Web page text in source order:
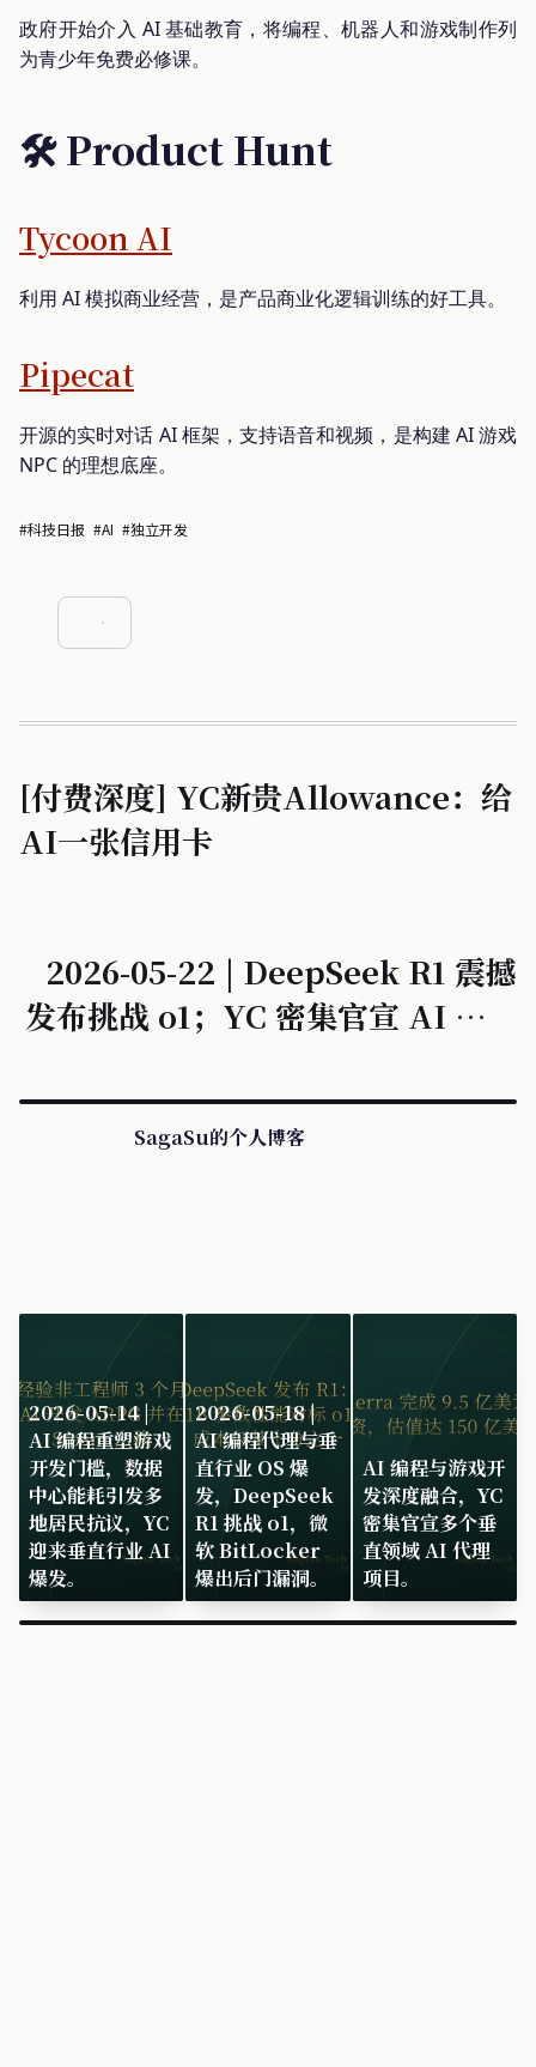
政府开始介入 AI 基础教育，将编程、机器人和游戏制作列
为青少年免费必修课。
🛠️ Product Hunt
Tycoon AI
利用 AI 模拟商业经营，是产品商业化逻辑训练的好工具。
Pipecat
开源的实时对话 AI 框架，支持语音和视频，是构建 AI 游戏
NPC 的理想底座。
#科技日报 #AI #独立开发
[付费深度] YC新贵Allowance：给
AI一张信用卡
2026-05-22 | DeepSeek R1 震撼
发布挑战 o1；YC 密集官宣 AI 游戏
SagaSu的个人博客
2026-05-14 |
AI 编程重塑游戏
开发门槛，数据
中心能耗引发多
地居民抗议，YC
迎来垂直行业 AI
爆发。
2026-05-18 |
AI 编程代理与垂
直行业 OS 爆
发，DeepSeek
R1 挑战 o1，微
软 BitLocker
爆出后门漏洞。
AI 编程与游戏开
发深度融合，YC
密集官宣多个垂
直领域 AI 代理
项目。